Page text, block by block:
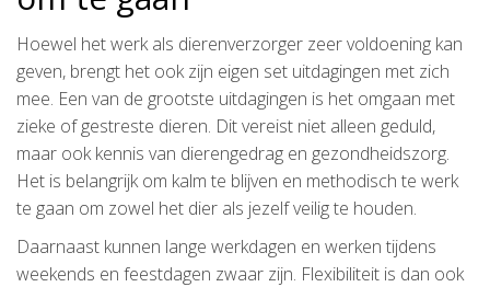
Hoewel het werk als dierenverzorger zeer voldoening kan
geven, brengt het ook zijn eigen set uitdagingen met zich
mee. Een van de grootste uitdagingen is het omgaan met
zieke of gestreste dieren. Dit vereist niet alleen geduld,
maar ook kennis van dierengedrag en gezondheidszorg.
Het is belangrijk om kalm te blijven en methodisch te werk
te gaan om zowel het dier als jezelf veilig te houden.
Daarnaast kunnen lange werkdagen en werken tijdens
weekends en feestdagen zwaar zijn. Flexibiliteit is dan ook